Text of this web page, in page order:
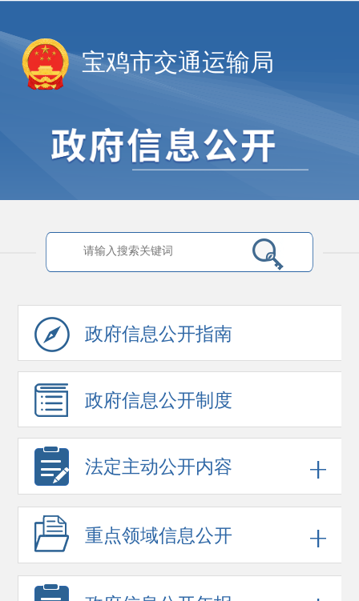
宝鸡市交通运输局
政府信息公开指南
政府信息公开制度
法定主动公开内容
重点领域信息公开